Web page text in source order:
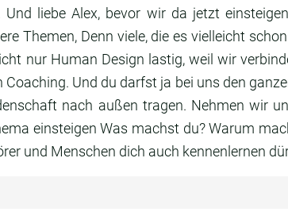
Und liebe Alex, bevor wir da jetzt
Themen, Denn viele, die es vielleicht schon
nur Human Design lastig, weil wir
Coaching. Und du darfst ja bei uns den
nach außen tragen. Nehmen wir
einsteigen Was machst du?Warum
und Menschen dich auch kennenlernen